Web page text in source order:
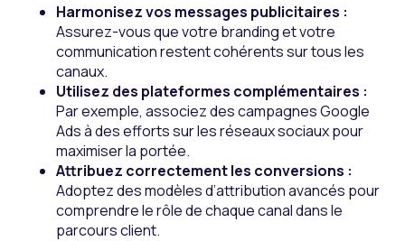
Harmonisez vos messages publicitaires :
Assurez-vous que votre branding et votre
communication restent cohérents sur tous les
canaux.
Utilisez des plateformes complémentaires :
Par exemple, associez des campagnes Google
Ads à des efforts sur les réseaux sociaux pour
maximiser la portée.
Attribuez correctement les conversions :
Adoptez des modèles d’attribution avancés pour
comprendre le rôle de chaque canal dans le
parcours client.